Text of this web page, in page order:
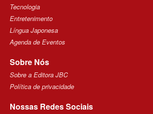
Tecnologia
Entretenimento
Língua Japonesa
Agenda de Eventos
Sobre Nós
Sobre a Editora JBC
Política de privacidade
Nossas Redes Sociais